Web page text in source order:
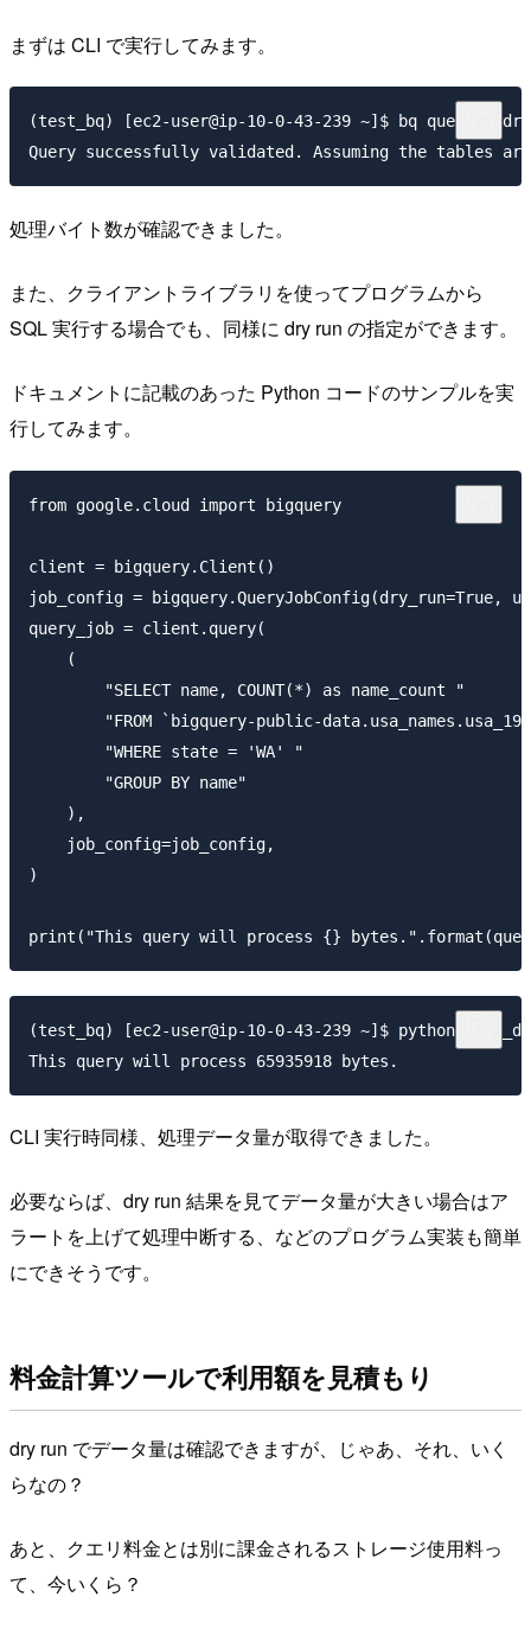
まずは CLI で実行してみます。
(test_bq) [ec2-user@ip-10-0-43-239 ~]$ bq query --
処理バイト数が確認できました。
また、クライアントライブラリを使ってプログラムから
SQL 実行する場合でも、同様に dry run の指定ができます。
ドキュメントに記載のあった Python コードのサンプルを実
行してみます。
from google.cloud import bigquery
client = bigquery.Client()
job_config = bigquery.QueryJobConfig(dry_run=True,
query_job = client.query(
    (
        "SELECT name, COUNT(*) as name_count "
"FROM `bigquery-public-
        "WHERE state = 'WA' "
        "GROUP BY name"
    ),
    job_config=job_config,
)
(test_bq) [ec2-user@ip-10-0-43-239 ~]$ python
CLI 実行時同様、処理データ量が取得できました。
必要ならば、dry run 結果を見てデータ量が大きい場合はア
ラートを上げて処理中断する、などのプログラム実装も簡単
にできそうです。
料金計算ツールで利用額を見積もり
dry run でデータ量は確認できますが、じゃあ、それ、いく
らなの？
あと、クエリ料金とは別に課金されるストレージ使用料っ
て、今いくら？